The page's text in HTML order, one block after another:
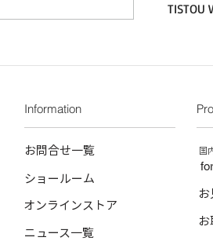
TISTOU
Information
お問合せ一覧
ショールーム
オンラインストア
ニュース一覧
国